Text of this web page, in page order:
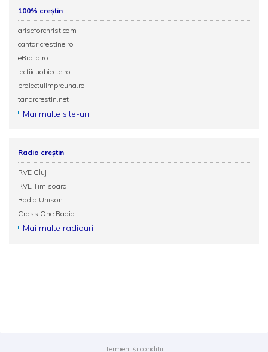
100% creștin
ariseforchrist.com
cantaricrestine.ro
eBiblia.ro
lectiicuobiecte.ro
proiectulimpreuna.ro
tanarcrestin.net
Mai multe site-uri
Radio creștin
RVE Cluj
RVE Timisoara
Radio Unison
Cross One Radio
Mai multe radiouri
Termeni și condiții